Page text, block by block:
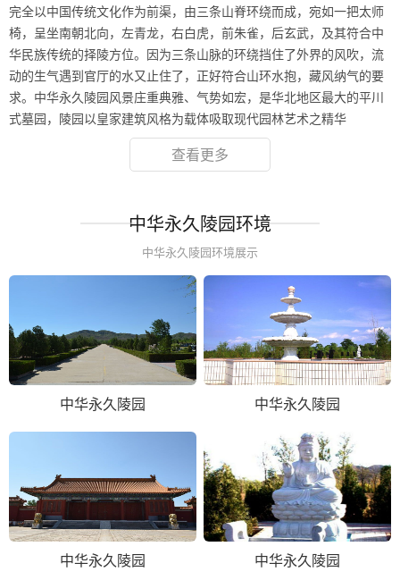
完全以中国传统文化作为前渠，由三条山脊环绕而成，宛如一把太师
椅，呈坐南朝北向，左青龙，右白虎，前朱雀，后玄武，及其符合中
华民族传统的择陵方位。因为三条山脉的环绕挡住了外界的风吹，流
动的生气遇到官厅的水又止住了，正好符合山环水抱，藏风纳气的要
求。中华永久陵园风景庄重典雅、气势如宏，是华北地区最大的平川
式墓园，陵园以皇家建筑风格为载体吸取现代园林艺术之精华
查看更多
中华永久陵园环境
中华永久陵园环境展示
中华永久陵园 中华永久陵园
中华永久陵园 中华永久陵园